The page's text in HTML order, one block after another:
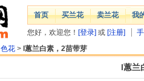
首页 买兰花 卖兰花 我
您好，欢迎您！ [登录] 或 [注册]
色花 > l蕙兰白素，2苗带芽
l蕙兰